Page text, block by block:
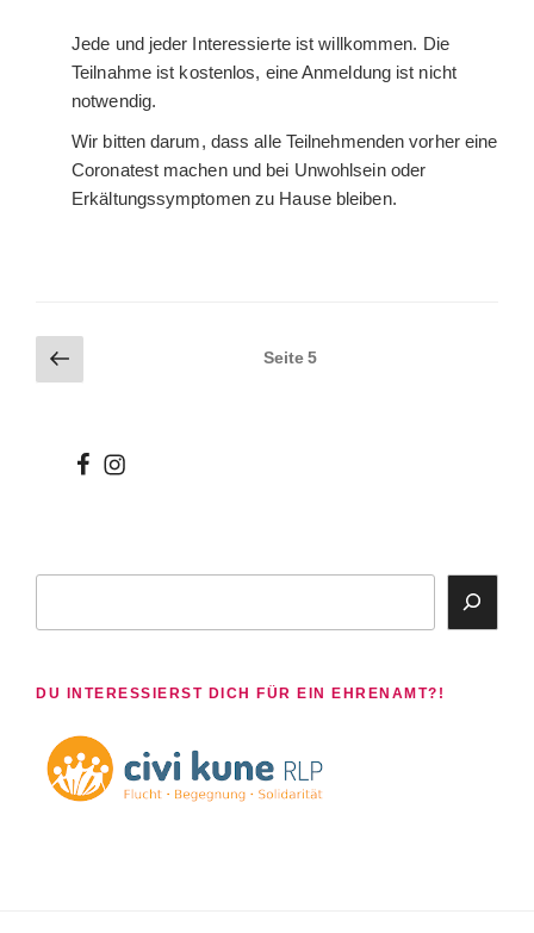
Jede und jeder Interessierte ist willkommen. Die
Teilnahme ist kostenlos, eine Anmeldung ist nicht
notwendig.
Wir bitten darum, dass alle Teilnehmenden vorher eine
Coronatest machen und bei Unwohlsein oder
Erkältungssymptomen zu Hause bleiben.
Seitennummerierung
der
Vorherige
Seite
Seite5
wir wir
DU INTERESSIERST DICH FÜR EIN EHRENAMT?!